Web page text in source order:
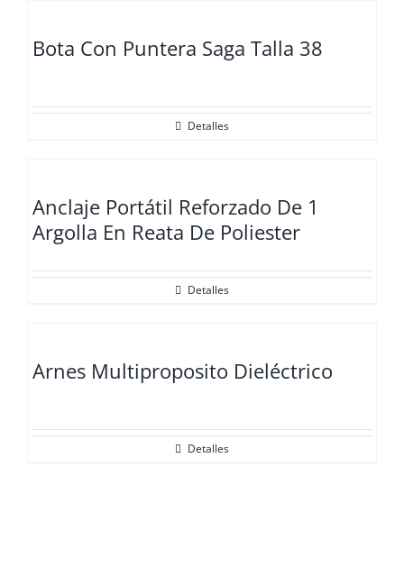
Bota Con Puntera Saga Talla 38
Detalles
Anclaje Portátil Reforzado De 1
Argolla En Reata De Poliester
Detalles
Arnes Multiproposito Dieléctrico
Detalles